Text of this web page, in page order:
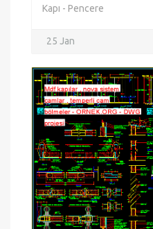
Kapı - Pencere
25 Jan